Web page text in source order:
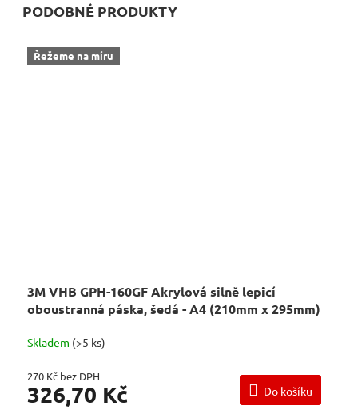
PODOBNÉ PRODUKTY
Řežeme na míru
3M VHB GPH-160GF Akrylová silně lepicí
oboustranná páska, šedá - A4 (210mm x 295mm)
Skladem (>5 ks)
270 Kč bez DPH
326,70 Kč Do košíku